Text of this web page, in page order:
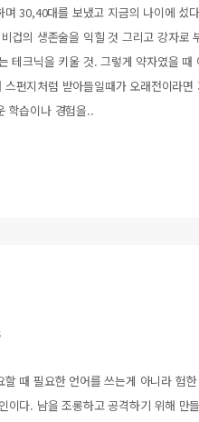
30,40대를 보냈고 지금의 나이에 섰
겁의 생존술을 익힐 것 그리고 강자로
테크닉을 키울 것. 그렇게 약자였을
펀지처럼 받아들일때가 오래전이라
학습이나 경험을..
때 필요한 언어를 쓰는게 아니라 험
다. 남을 조롱하고 공격하기 위해 만